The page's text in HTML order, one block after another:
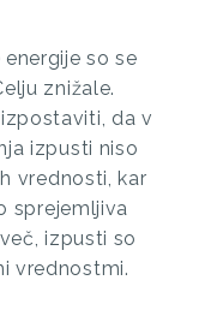
so se
znižale.
da v
izpusti niso
vrednosti, kar
sprejemljiva
izpusti so
vrednostmi.